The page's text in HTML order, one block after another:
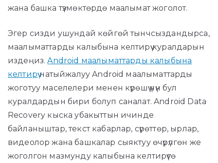
жана башка түзмөктөрдө маалымат жоголот.
Эгер сизди ушундай көйгөй тынчсыздандырса,
маалыматтарды калыбына келтирүү куралдарын
издеңиз.Android маалыматтарды калыбына
келтирүүнатыйжалуу Android маалыматтарды
жоготуу маселелери менен күрөшүү үчүн бул
куралдардын бири болуп саналат. Android Data
Recovery кыска убакыттын ичинде
байланыштар, текст кабарлар, сүрөттөр, ырлар,
видеолор жана башкалар сыяктуу өчүрүлгөн же
жоголгон мазмунду калыбына келтирүүгө